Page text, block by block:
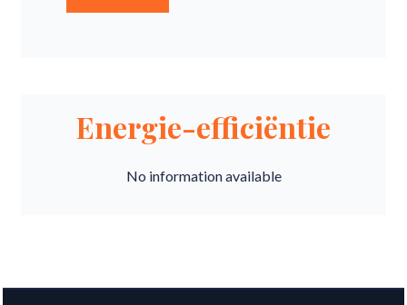
Energie-efficiëntie
No information available